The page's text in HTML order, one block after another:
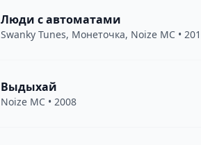
Люди с автоматами
Swanky Tunes, Монеточка, Noize MC •
Выдыхай
Noize MC • 2008